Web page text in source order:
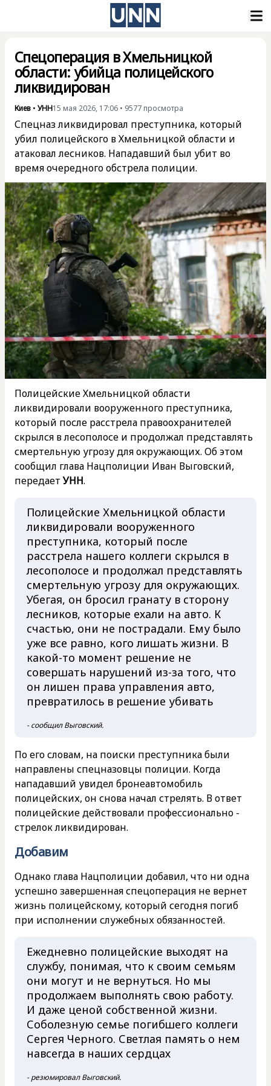
Спецоперация в Хмельницкой
области: убийца полицейского
ликвидирован
Киев • УНН15 мая 2026, 17:06 • 9577 просмотра
Спецназ ликвидировал преступника, который
убил полицейского в Хмельницкой области и
атаковал лесников. Нападавший был убит во
время очередного обстрела полиции.
Полицейские Хмельницкой области
ликвидировали вооруженного преступника,
который после расстрела правоохранителей
скрылся в лесополосе и продолжал представлять
смертельную угрозу для окружающих. Об этом
сообщил глава Нацполиции Иван Выговский,
передаетУНН.
Полицейские Хмельницкой области
ликвидировали вооруженного
преступника, который после
расстрела нашего коллеги скрылся в
лесополосе и продолжал представлять
смертельную угрозу для окружающих.
Убегая, он бросил гранату в сторону
лесников, которые ехали на авто. К
счастью, они не пострадали. Ему было
уже все равно, кого лишать жизни. В
какой-то момент решение не
совершать нарушений из-за того, что
он лишен права управления авто,
превратилось в решение убивать
- сообщил Выговский.
По его словам, на поиски преступника были
направлены спецназовцы полиции. Когда
нападавший увидел бронеавтомобиль
полицейских, он снова начал стрелять. В ответ
полицейские действовали профессионально -
стрелок ликвидирован.
Добавим
Однако глава Нацполиции добавил, что ни одна
успешно завершенная спецоперация не вернет
жизнь полицейскому, который сегодня погиб
при исполнении служебных обязанностей.
Ежедневно полицейские выходят на
службу, понимая, что к своим семьям
они могут и не вернуться. Но мы
продолжаем выполнять свою работу.
И даже ценой собственной жизни.
Соболезную семье погибшего коллеги
Сергея Черного. Светлая память о нем
навсегда в наших сердцах
- резюмировал Выговский.